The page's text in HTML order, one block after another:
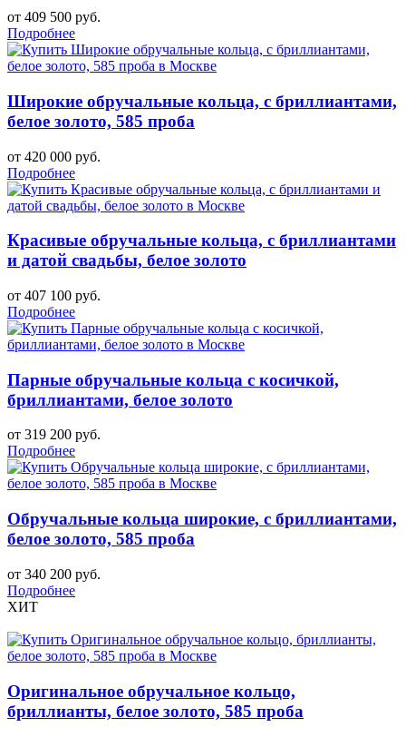
от 409 500 руб.
Подробнее
Широкие обручальные кольца, с бриллиантами,
белое золото, 585 проба
от 420 000 руб.
Подробнее
Красивые обручальные кольца, с бриллиантами
и датой свадьбы, белое золото
от 407 100 руб.
Подробнее
Парные обручальные кольца с косичкой,
бриллиантами, белое золото
от 319 200 руб.
Подробнее
Обручальные кольца широкие, с бриллиантами,
белое золото, 585 проба
от 340 200 руб.
Подробнее
ХИТ
Оригинальное обручальное кольцо,
бриллианты, белое золото, 585 проба